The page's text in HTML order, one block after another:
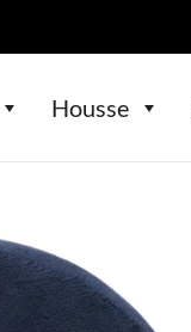
Housse